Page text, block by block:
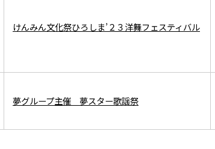
けんみん文化祭ひろしま’２３洋舞フェスティバル
夢グループ主催 夢スター歌謡祭